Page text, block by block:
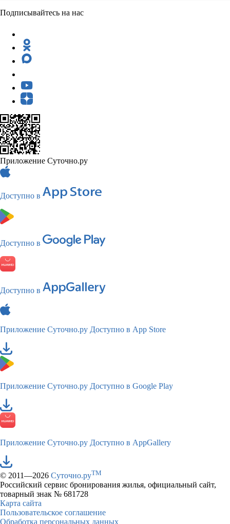
Подписывайтесь на нас
Приложение Суточно.ру
Доступно в
Доступно в
Доступно в
Приложение Суточно.ру Доступно в App Store
Приложение Суточно.ру Доступно в Google Play
Приложение Суточно.ру Доступно в AppGallery
© 2011—2026 Суточно.руTM
Российский сервис бронирования жилья, официальный сайт,
товарный знак № 681728
Карта сайта
Пользовательское соглашение
Обработка персональных данных